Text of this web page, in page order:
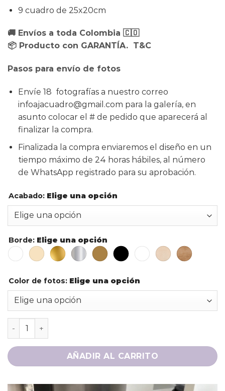
9 cuadro de 25x20cm
🚚 Envíos a toda Colombia 🇨🇴
📦 Producto con GARANTÍA. T&C
Pasos para envío de fotos
Envíe 18 fotografías a nuestro correo
infoajacuadro@gmail.com para la galería, en
asunto colocar el # de pedido que aparecerá al
finalizar la compra.
Finalizada la compra enviaremos el diseño en un
tiempo máximo de 24 horas hábiles, al número
de WhatsApp registrado para su aprobación.
Acabado: Elige una opción
Borde: Elige una opción
Color de fotos: Elige una opción
AÑADIR AL CARRITO